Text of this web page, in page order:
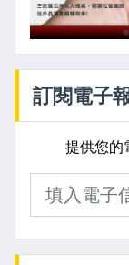
訂閱電子
提供您的